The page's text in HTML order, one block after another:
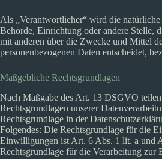
Als „Verantwortlicher“ wird die natürliche
Behörde, Einrichtung oder andere Stelle,
mit anderen über die Zwecke und Mittel
personenbezogenen Daten entscheidet,
Maßgebliche Rechtsgrundlagen
Nach Maßgabe des Art. 13 DSGVO
Rechtsgrundlagen unserer
Rechtsgrundlage in der
Folgendes: Die Rechtsgrundlage für die
Einwilligungen ist Art. 6 Abs. 1 lit. a und
Rechtsgrundlage für die Verarbeitung zur